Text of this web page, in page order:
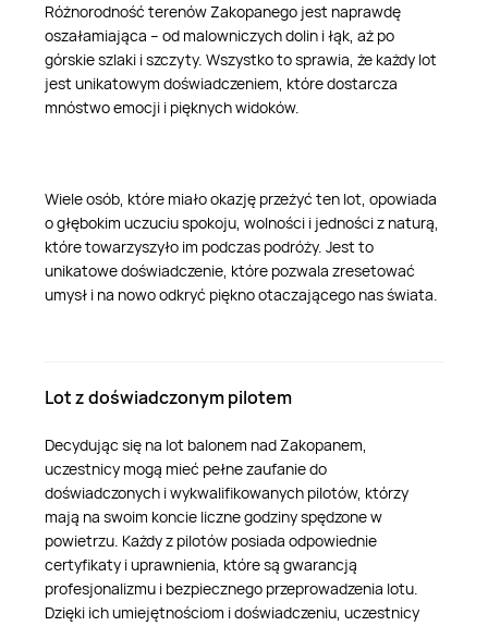
Różnorodność terenów Zakopanego jest naprawdę
oszałamiająca – od malowniczych dolin i łąk, aż po
górskie szlaki i szczyty. Wszystko to sprawia, że każdy lot
jest unikatowym doświadczeniem, które dostarcza
mnóstwo emocji i pięknych widoków.
Wiele osób, które miało okazję przeżyć ten lot, opowiada
o głębokim uczuciu spokoju, wolności i jedności z naturą,
które towarzyszyło im podczas podróży. Jest to
unikatowe doświadczenie, które pozwala zresetować
umysł i na nowo odkryć piękno otaczającego nas świata.
Lot z doświadczonym pilotem
Decydując się na lot balonem nad Zakopanem,
uczestnicy mogą mieć pełne zaufanie do
doświadczonych i wykwalifikowanych pilotów, którzy
mają na swoim koncie liczne godziny spędzone w
powietrzu. Każdy z pilotów posiada odpowiednie
certyfikaty i uprawnienia, które są gwarancją
profesjonalizmu i bezpiecznego przeprowadzenia lotu.
Dzięki ich umiejętnościom i doświadczeniu, uczestnicy